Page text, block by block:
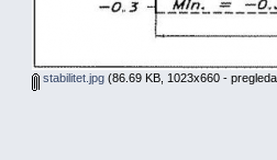
stabilitet.jpg(86.69 KB, 1023x660 -